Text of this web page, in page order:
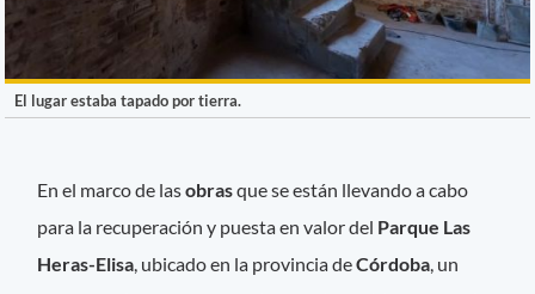
El lugar estaba tapado por tierra.
En el marco de lasobrasque se están llevando a cabo
para la recuperación y puesta en valor del Parque Las
Heras-Elisa , ubicado en la provincia deCórdoba , un